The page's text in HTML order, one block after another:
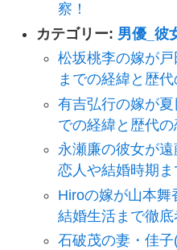
察！
カテゴリー: 男優_彼
松坂桃李の嫁が
までの経緯と歴
有吉弘行の嫁が
での経緯と歴代の
永瀬廉の彼女が
恋人や結婚時期ま
Hiroの嫁が山本舞
結婚生活まで徹底
石破茂の妻・佳